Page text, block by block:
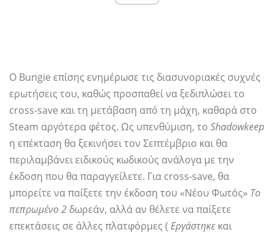
Ο Bungie επίσης ενημέρωσε τις διασυνοριακές συχνές
ερωτήσεις του, καθώς προσπαθεί να ξεδιπλώσει το
cross-save και τη μετάβαση από τη μάχη, καθαρά στο
Steam αργότερα φέτος. Ως υπενθύμιση, το Shadowkeep
η επέκταση θα ξεκινήσει τον Σεπτέμβριο και θα
περιλαμβάνει ειδικούς κωδικούς ανάλογα με την
έκδοση που θα παραγγείλετε. Για cross-save, θα
μπορείτε να παίξετε την έκδοση του «Νέου Φωτός» Το
πεπρωμένο 2 δωρεάν, αλλά αν θέλετε να παίξετε
επεκτάσεις σε άλλες πλατφόρμες ( Εργάστηκε και